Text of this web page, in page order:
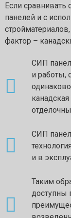
Если сравнивать
панелей и с
фактор –
СИП
и работы,
СИП
и в
Таким
доступны